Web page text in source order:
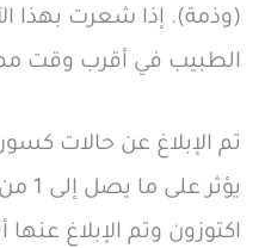
(وذمة). إذا شعرت بهذا
الطبيب في أقرب وقت
تم الإبلاغ عن حالات
اكتوزون وتم الإبلاغ